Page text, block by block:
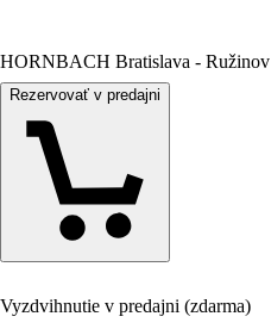
HORNBACH Bratislava - Ružinov
Rezervovať v predajni
Vyzdvihnutie v predajni (zdarma)